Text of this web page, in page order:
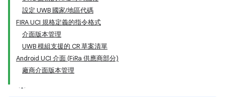
設定 UWB 國家/地區代碼
FIRA UCI 規格定義的指令格式
介面版本管理
UWB 模組支援的 CR 草案清單
Android UCI 介面 (FiRa 供應商部分)
廠商介面版本管理